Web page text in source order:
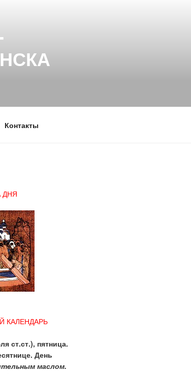
Контакты
ДНЯ
КАЛЕНДАРЬ
ст.ст.), пятница.
День
маслом.